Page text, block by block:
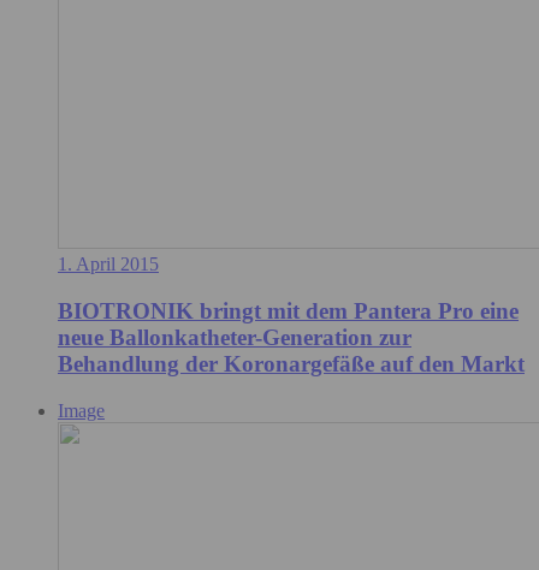
1. April 2015
BIOTRONIK bringt mit dem Pantera Pro eine
neue Ballonkatheter-Generation zur
Behandlung der Koronargefäße auf den Markt
Image